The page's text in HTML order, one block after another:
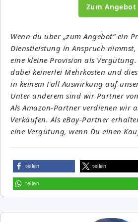
Zum Angebot
Wenn du über „zum Angebot“ ein
Dienstleistung in Anspruch
eine kleine Provision als
dabei keinerlei Mehrkosten und
in keinem Fall Auswirkung auf
Unter anderem sind wir Partner
Als Amazon-Partner verdienen wir
Verkäufen. Als eBay-Partner
eine Vergütung, wenn Du einen
teilen teilen
teilen